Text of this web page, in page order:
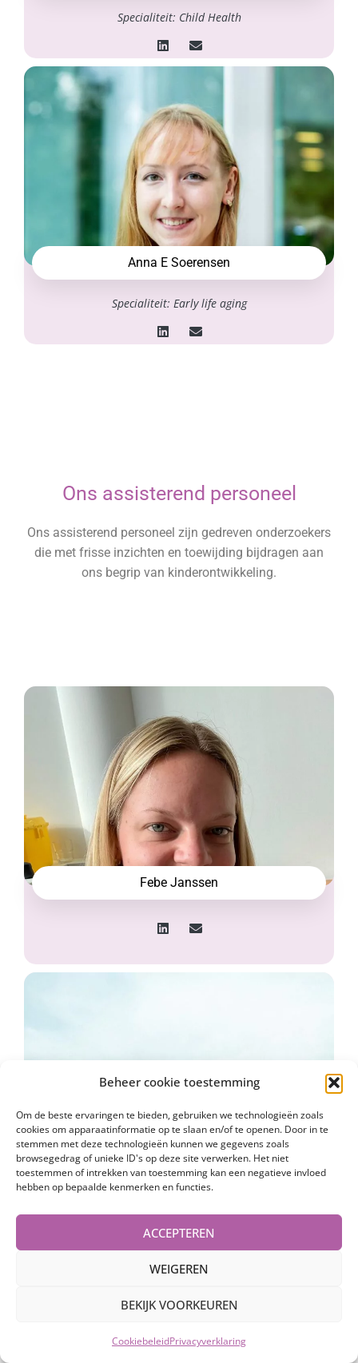
Beheer cookie toestemming
Om de beste ervaringen te bieden, gebruiken we technologieën zoals
cookies om apparaatinformatie op te slaan en/of te openen. Door in te
stemmen met deze technologieën kunnen we gegevens zoals
browsegedrag of unieke ID's op deze site verwerken. Het niet
toestemmen of intrekken van toestemming kan een negatieve invloed
hebben op bepaalde kenmerken en functies.
ACCEPTEREN
WEIGEREN
BEKIJK VOORKEUREN
CookiebeleidPrivacyverklaring
Specialiteit: Child Health
Anna E Soerensen
Specialiteit: Early life aging
Ons assisterend personeel
Ons assisterend personeel zijn gedreven onderzoekers
die met frisse inzichten en toewijding bijdragen aan
ons begrip van kinderontwikkeling.
Febe Janssen
Iene Kemps